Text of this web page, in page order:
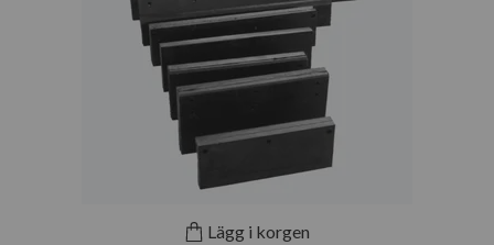
Lägg i korgen